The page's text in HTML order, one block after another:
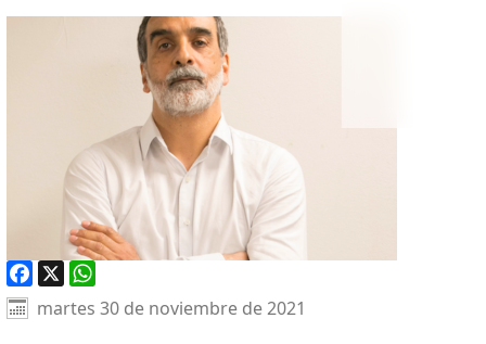
Facebook
X WhatsApp
martes 30 de noviembre de 2021